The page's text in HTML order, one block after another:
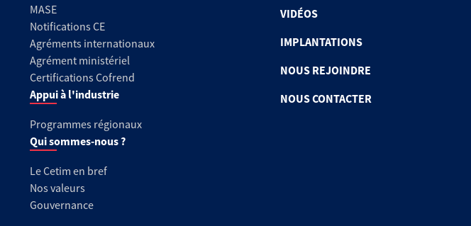
MASE
Notifications CE
Agréments internationaux
Agrément ministériel
Certifications Cofrend
Appui à l'industrie
Programmes régionaux
Qui sommes-nous ?
Le Cetim en bref
Nos valeurs
Gouvernance
VIDÉOS
IMPLANTATIONS
NOUS REJOINDRE
NOUS CONTACTER